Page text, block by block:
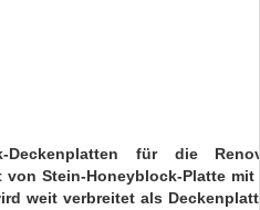
Deckenplatten für die
Stein-Honeyblock-Platte
weit verbreitet als